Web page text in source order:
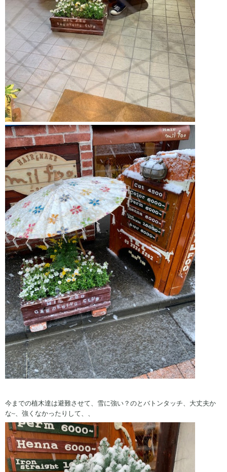
今までの植木達は避難させて、雪に強い？のとバトンタッチ、大丈夫か
な~、強くなかったりして、、